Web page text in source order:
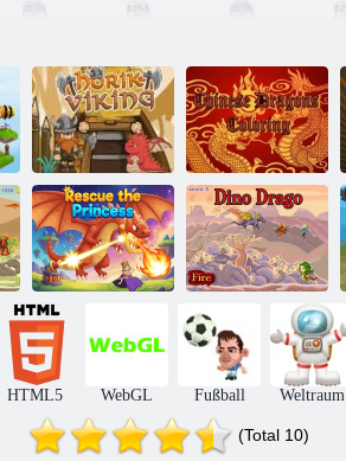
Horik Viking
Chinesische
Drachen
Färbung
Dino Drago
HTML5 WebGL Fußball Weltraum
(Total 10)